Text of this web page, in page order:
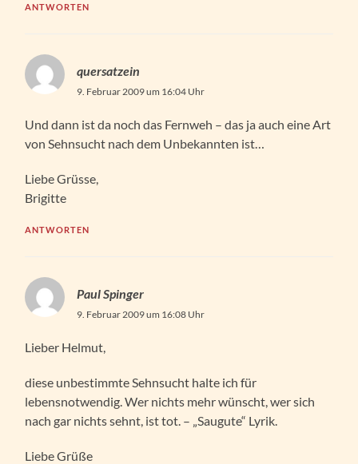
ANTWORTEN
quersatzein
9. Februar 2009 um 16:04 Uhr
Und dann ist da noch das Fernweh – das ja auch eine Art
von Sehnsucht nach dem Unbekannten ist…
Liebe Grüsse,
Brigitte
ANTWORTEN
Paul Spinger
9. Februar 2009 um 16:08 Uhr
Lieber Helmut,
diese unbestimmte Sehnsucht halte ich für
lebensnotwendig. Wer nichts mehr wünscht, wer sich
nach gar nichts sehnt, ist tot. – „Saugute“ Lyrik.
Liebe Grüße